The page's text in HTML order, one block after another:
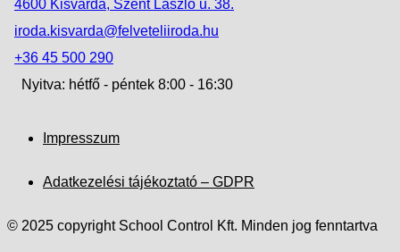
4600 Kisvárda, Szent László u. 38.
iroda.kisvarda@felveteliiroda.hu
+36 45 500 290
Nyitva: hétfő - péntek 8:00 - 16:30
Impresszum
Adatkezelési tájékoztató – GDPR
© 2025 copyright School Control Kft. Minden jog fenntartva